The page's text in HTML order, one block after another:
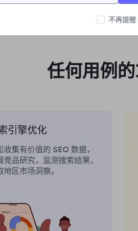
任何用例
引擎优化
收集有价值的 SEO 数据，
竞品研究，监测搜索结果，
地区市场洞察。
不再提醒